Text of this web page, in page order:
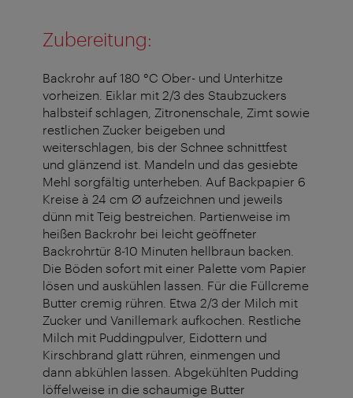
Zubereitung:
Backrohr auf 180 °C Ober- und Unterhitze
vorheizen. Eiklar mit 2/3 des Staubzuckers
halbsteif schlagen, Zitronenschale, Zimt sowie
restlichen Zucker beigeben und
weiterschlagen, bis der Schnee schnittfest
und glänzend ist. Mandeln und das gesiebte
Mehl sorgfältig unterheben. Auf Backpapier 6
Kreise à 24 cm Ø aufzeichnen und jeweils
dünn mit Teig bestreichen. Partienweise im
heißen Backrohr bei leicht geöffneter
Backrohrtür 8-10 Minuten hellbraun backen.
Die Böden sofort mit einer Palette vom Papier
lösen und auskühlen lassen. Für die Füllcreme
Butter cremig rühren. Etwa 2/3 der Milch mit
Zucker und Vanillemark aufkochen. Restliche
Milch mit Puddingpulver, Eidottern und
Kirschbrand glatt rühren, einmengen und
dann abkühlen lassen. Abgekühlten Pudding
löffelweise in die schaumige Butter